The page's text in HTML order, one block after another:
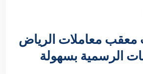
معاملات الرياض
الرسمية بسهولة